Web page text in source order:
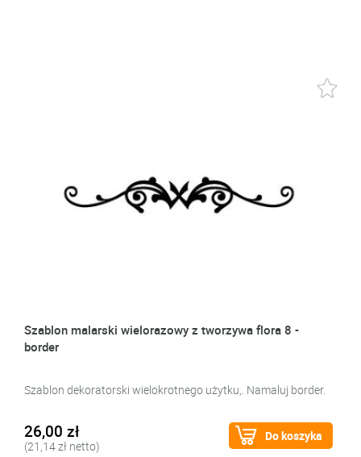
Szablon malarski wielorazowy z tworzywa flora 8 -
border
Szablon dekoratorski wielokrotnego użytku,. Namaluj border.
26,00 zł
(21,14 zł netto)
Do koszyka